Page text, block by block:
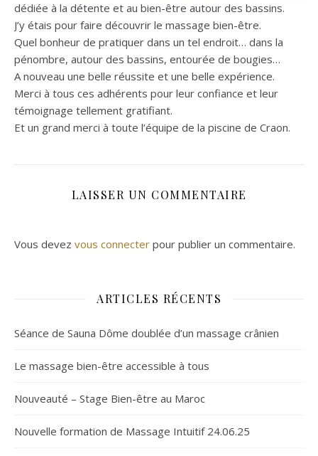
dédiée à la détente et au bien-être autour des bassins.
J’y étais pour faire découvrir le massage bien-être.
Quel bonheur de pratiquer dans un tel endroit… dans la
pénombre, autour des bassins, entourée de bougies…
A nouveau une belle réussite et une belle expérience.
Merci à tous ces adhérents pour leur confiance et leur
témoignage tellement gratifiant.
Et un grand merci à toute l’équipe de la piscine de Craon.
LAISSER UN COMMENTAIRE
Vous devez vous connecter pour publier un commentaire.
ARTICLES RÉCENTS
Séance de Sauna Dôme doublée d’un massage crânien
Le massage bien-être accessible à tous
Nouveauté – Stage Bien-être au Maroc
Nouvelle formation de Massage Intuitif 24.06.25